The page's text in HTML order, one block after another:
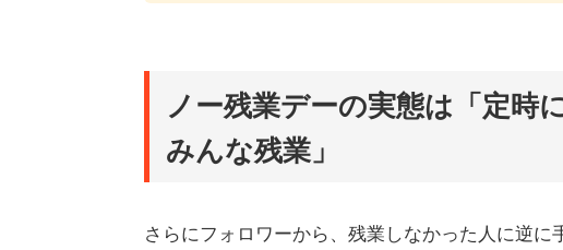
ノー残業デーの実態は「定時
みんな残業」
さらにフォロワーから、残業しなかった人に逆